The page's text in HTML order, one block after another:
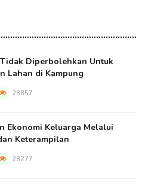
Diperbolehkan Untuk
Lahan di Kampung
28857
Ekonomi Keluarga Melalui
Keterampilan
28277